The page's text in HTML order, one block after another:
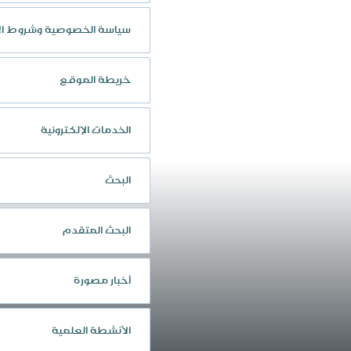
سياسة الخصوصية وشروط
خريطة الموقع
الخدمات الإلكترونية
البحث
البحث المتقدم
أخبار مصورة
الأنشطة العلمية